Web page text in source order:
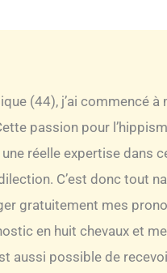
(44), j’ai commencé à
passion pour
réelle expertise dans
C’est donc tout
gratuitement mes
en huit chevaux et
aussi possible de